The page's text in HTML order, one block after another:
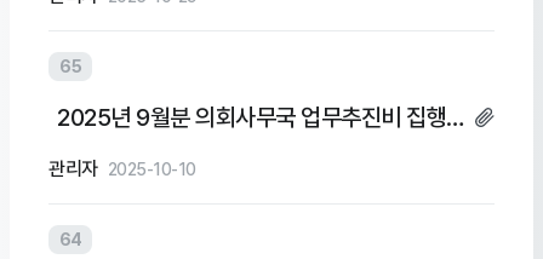
65
2025년 9월분 의회사무국 업무추진비 집행내
관리자 2025-10-10
64